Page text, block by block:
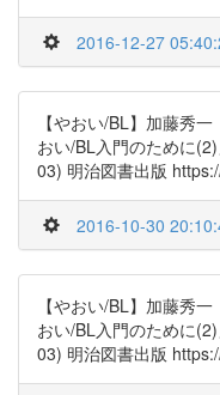
2016-12-27
【やおい/BL】加藤秀
おい/BL入門のために
03) 明治図書出版
2016-10-30
【やおい/BL】加藤秀
おい/BL入門のために
03) 明治図書出版